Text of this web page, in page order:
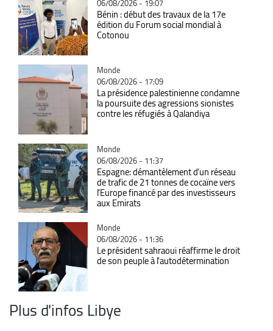
06/08/2026 - 19:07
Bénin : début des travaux de la 17e
édition du Forum social mondial à
Cotonou
Catégorie
Monde
06/08/2026 - 17:09
La présidence palestinienne condamne
la poursuite des agressions sionistes
contre les réfugiés à Qalandiya
Catégorie
Monde
06/08/2026 - 11:37
Espagne: démantèlement d’un réseau
de trafic de 21 tonnes de cocaïne vers
l’Europe financé par des investisseurs
aux Emirats
Catégorie
Monde
06/08/2026 - 11:36
Le président sahraoui réaffirme le droit
de son peuple à l'autodétermination
Plus d'infos Libye